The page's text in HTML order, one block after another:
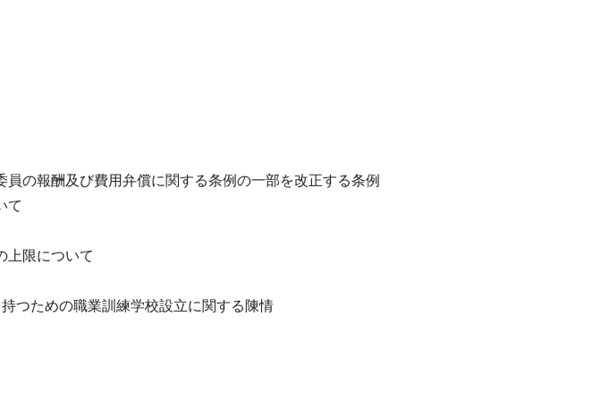
の報酬及び費用弁償に関する条例の一部を改正する条例
て
上限について
つための職業訓練学校設立に関する陳情